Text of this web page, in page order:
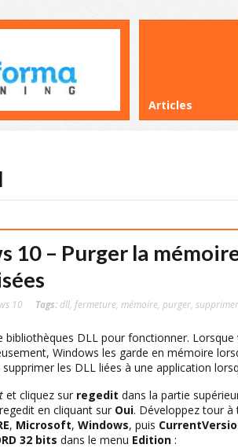
Articles
10 – Purger la
10 Tags: dll fermeture mémoire purger supprimer
DLL pour fonctionner.
Windows les garde en mémoire
les DLL liées à une application
et cliquez sur regedit dans la partie
en cliquant sur Oui. Développez tour à
, Microsoft, Windows, puis
32 bits dans le menu Edition :